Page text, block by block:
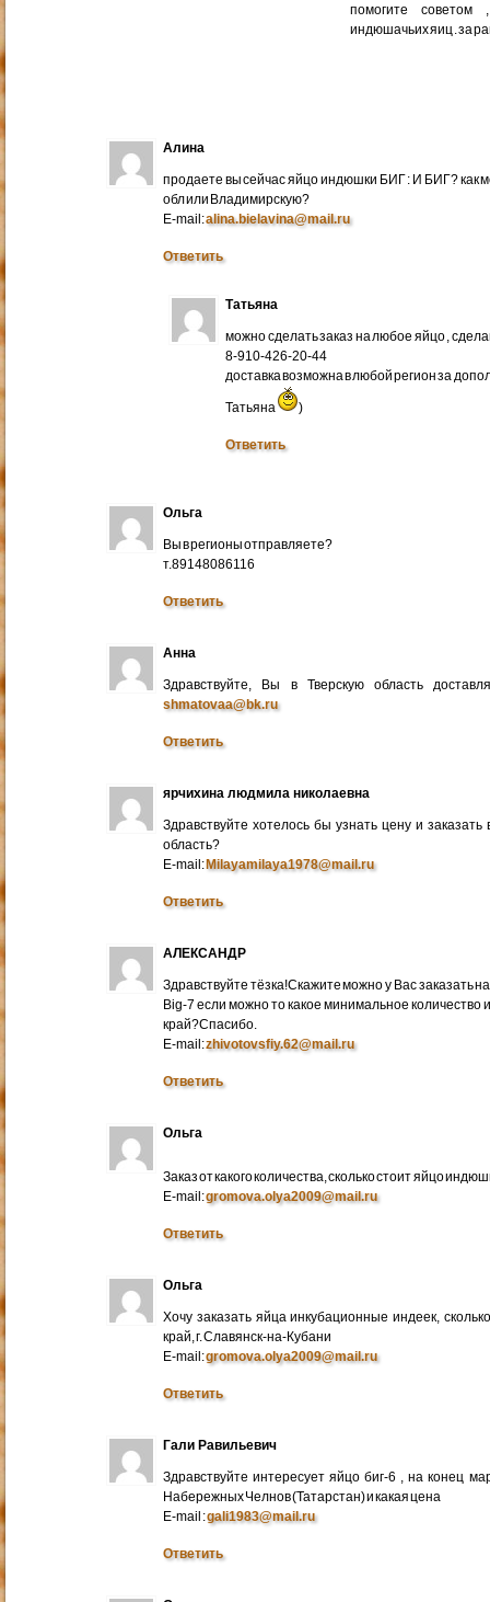
помогите
индюшачьих яиц . за
Алина
продаете вы сейчас яйцо индюшки БИГ : И БИГ? как
обл или Владимирскую?
E-mail:alina.bielavina@mail.ru
Ответить
Татьяна
можно сделать заказ на любое яйцо ,
8-910-426-20-44
доставка возможна в любой регион за
Татьяна )
Ответить
Ольга
Вы в регионы отправляете?
т.89148086116
Ответить
Анна
Здравствуйте, Вы в Тверскую область
shmatovaa@bk.ru
Ответить
ярчихина людмила николаевна
Здравствуйте хотелось бы узнать цену и
область?
E-mail:Milayamilaya1978@mail.ru
Ответить
АЛЕКСАНДР
Здравствуйте тёзка!Скажите можно у Вас заказать
Big-7 если можно то какое минимальное количество
край?Спасибо.
E-mail:zhivotovsfiy.62@mail.ru
Ответить
Ольга
Заказ от какого количества, сколько стоит яйцо
E-mail:gromova.olya2009@mail.ru
Ответить
Ольга
Хочу заказать яйца инкубационные индеек,
край, г. Славянск-на-Кубани
E-mail:gromova.olya2009@mail.ru
Ответить
Гали Равильевич
Здравствуйте интересует яйцо биг-6 , на конец
Набережных Челнов (Татарстан) и какая цена
E-mail :gali1983@mail.ru
Ответить